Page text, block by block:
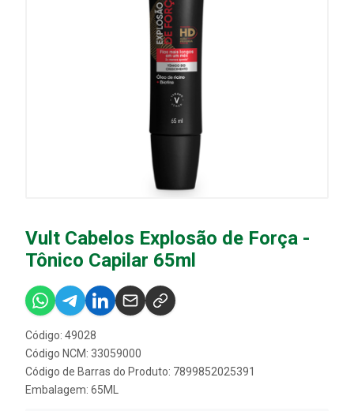
Vult Cabelos Explosão de Força -
Tônico Capilar 65ml
Código: 49028
Código NCM: 33059000
Código de Barras do Produto: 7899852025391
Embalagem: 65ML